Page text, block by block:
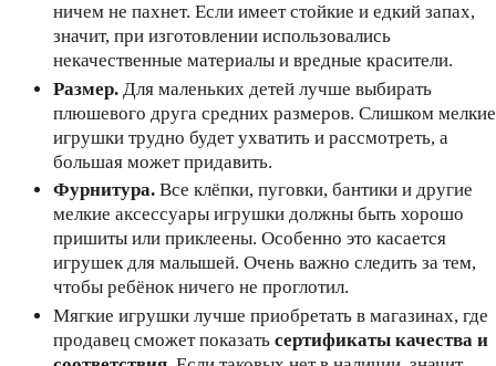
ничем не пахнет. Если имеет стойкие и едкий запах,
значит, при изготовлении использовались
некачественные материалы и вредные красители.
Размер. Для маленьких детей лучше выбирать
плюшевого друга средних размеров. Слишком мелкие
игрушки трудно будет ухватить и рассмотреть, а
большая может придавить.
Фурнитура. Все клёпки, пуговки, бантики и другие
мелкие аксессуары игрушки должны быть хорошо
пришиты или приклеены. Особенно это касается
игрушек для малышей. Очень важно следить за тем,
чтобы ребёнок ничего не проглотил.
Мягкие игрушки лучше приобретать в магазинах, где
продавец сможет показать сертификаты качества и